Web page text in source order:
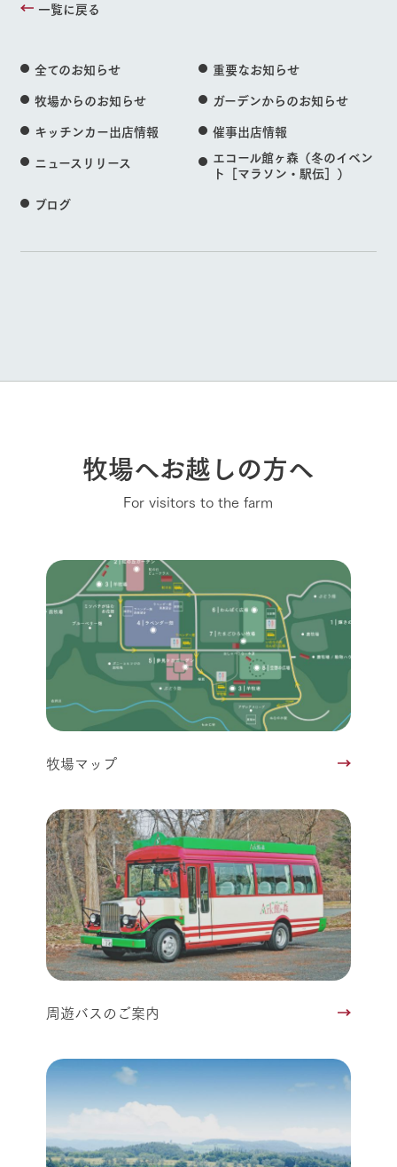
一覧に戻る
全てのお知らせ
重要なお知らせ
牧場からのお知らせ
ガーデンからのお知らせ
キッチンカー出店情報
催事出店情報
ニュースリリース
エコール館ヶ森（冬のイベン
ト［マラソン・駅伝］）
ブログ
牧場へお越しの方へ
For visitors to the farm
牧場マップ
周遊バスのご案内